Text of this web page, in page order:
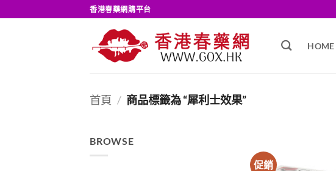
to
香港春藥網購平台
HOME
首頁 / 商品標籤為 “犀利士效果”
BROWSE
促銷